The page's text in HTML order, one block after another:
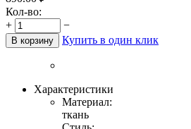
Кол-во:
+
−
В корзину Купить в один клик
Характеристики
Материал:
ткань